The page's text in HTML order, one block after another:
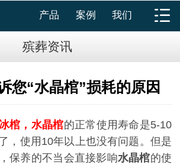
产品 案例 我们
殡葬资讯
您“水晶棺”损耗的原因
冰棺，水晶棺的正常使用寿命是5-10
，使用10年以上也没有问题。但是
保养的不当会直接影响水晶棺的使